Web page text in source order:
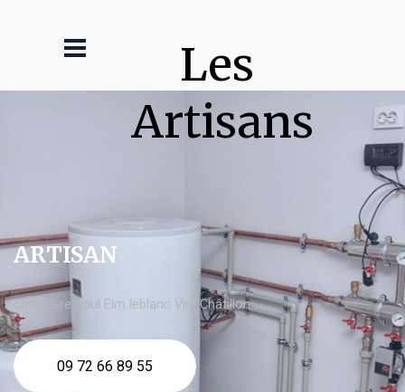
Les
Artisans
ARTISAN
chaudière fioul Elm leblanc Viry Châtillon
09 72 66 89 55